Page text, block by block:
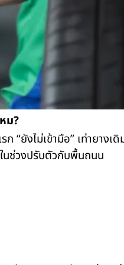
ม?
“ยังไม่เข้ามือ” เท่ายางเดิ
นช่วงปรับตัวกับพื้นถนน